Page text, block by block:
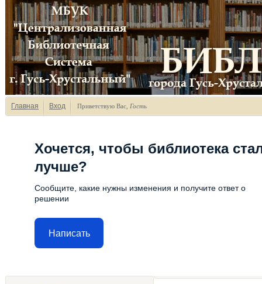
Главная Вход Приветствую Вас Гость
Хочется, чтобы библиотека
лучше?
Сообщите, какие нужны изменения и получите ответ о
решении
Написать